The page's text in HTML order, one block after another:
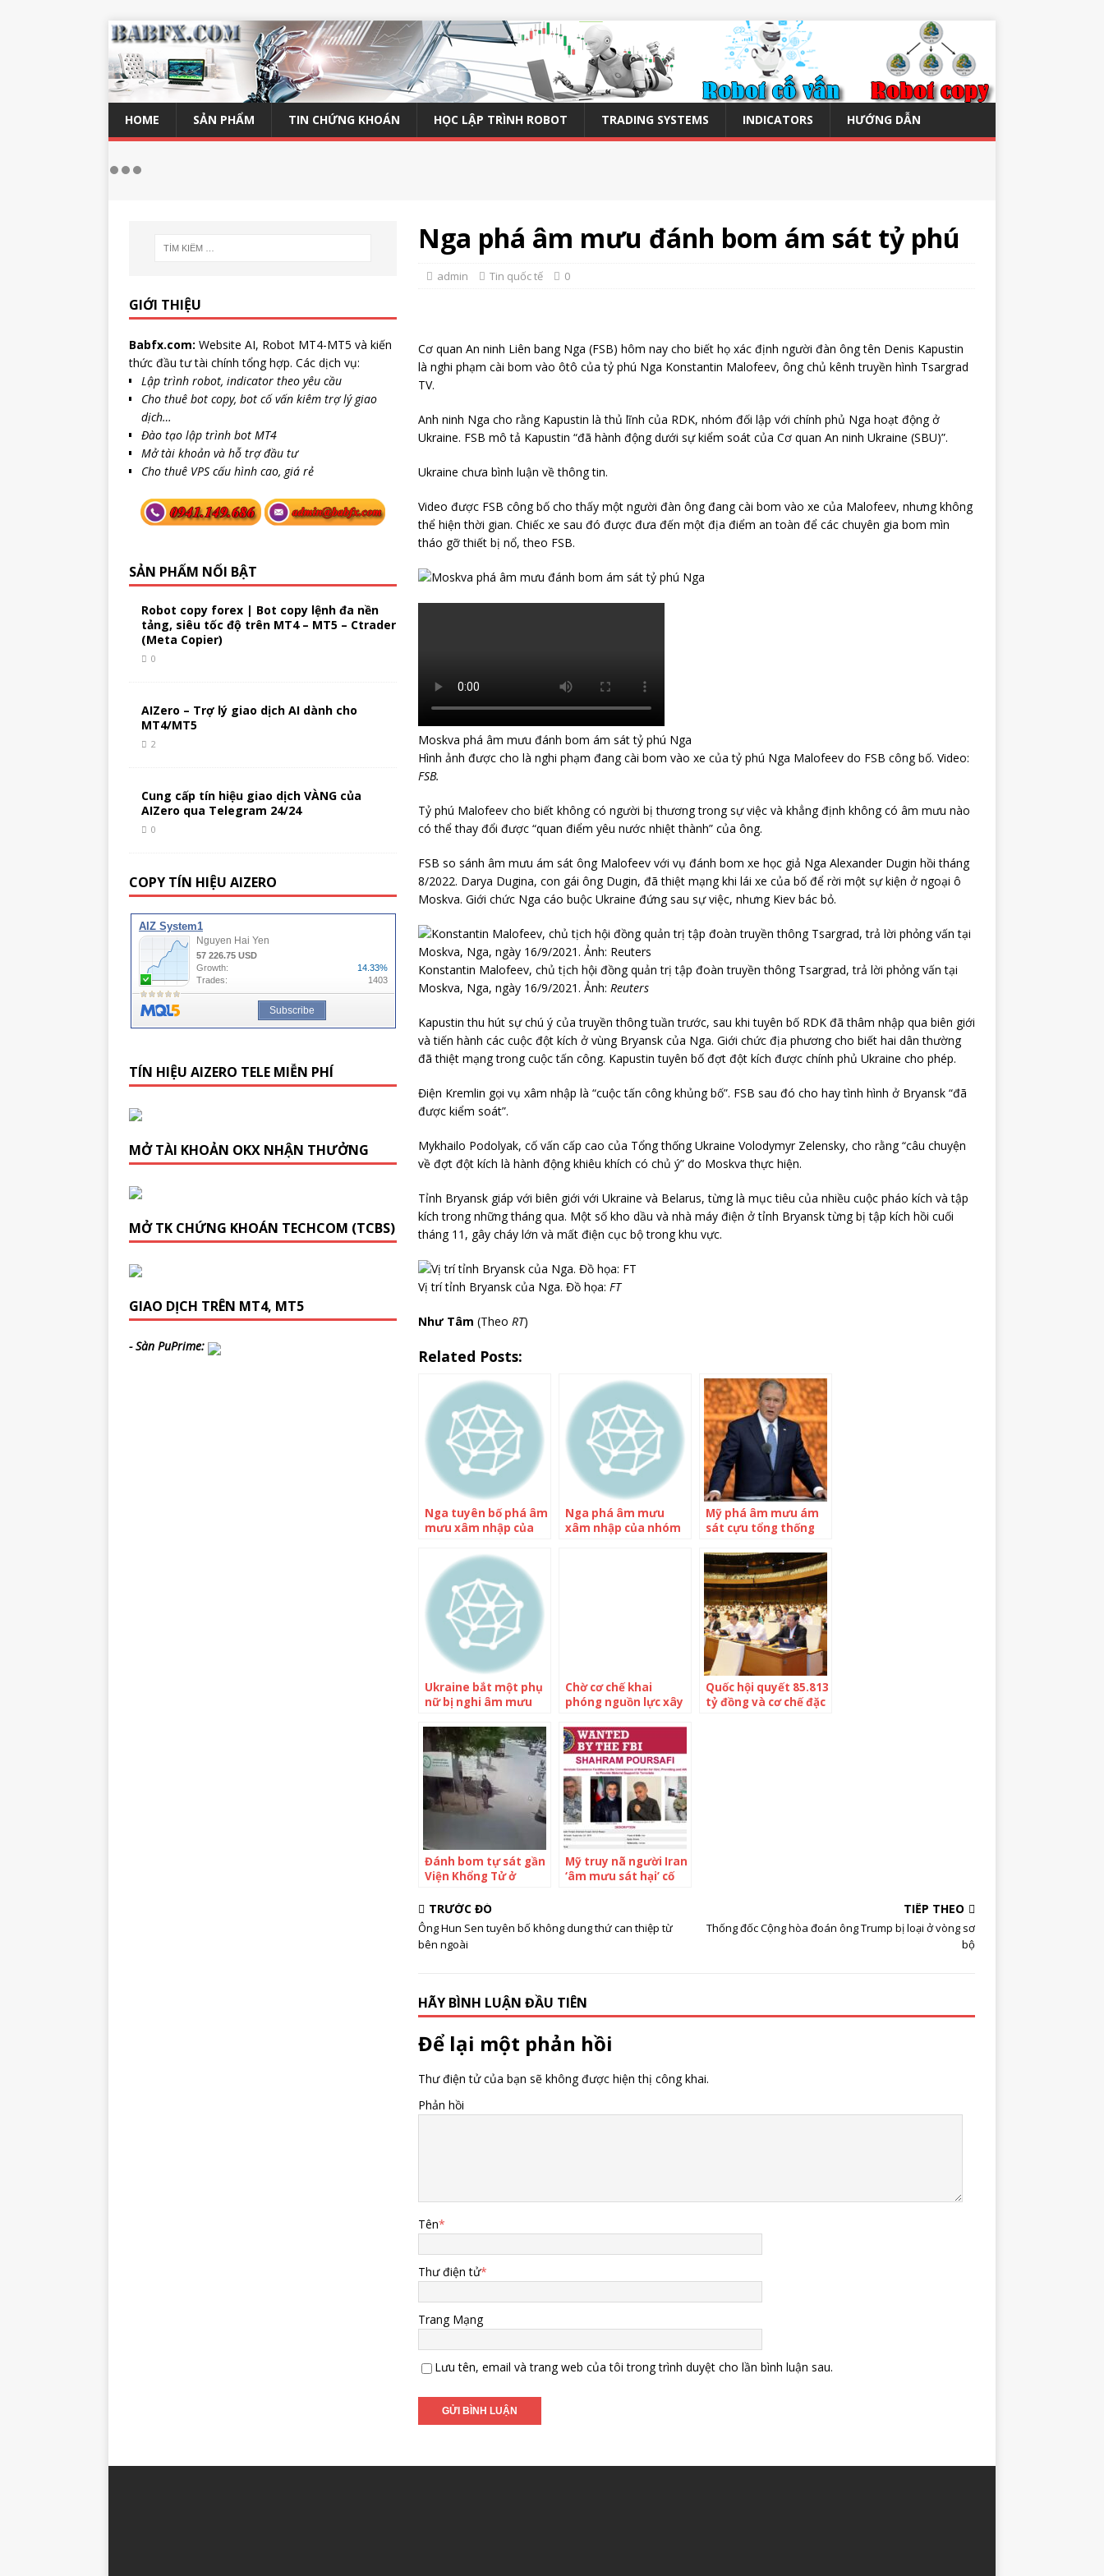
HOME SẢN PHẨM TIN CHỨNG KHOÁN HỌC LẬP TRÌNH ROBOT TRADING SYSTEMS INDICATORS HƯỚNG DẪN
Nga phá âm mưu đánh bom ám sát tỷ phú
admin Tin quốc tế 0
Cơ quan An ninh Liên bang Nga (FSB) hôm nay cho biết họ xác định người đàn ông tên Denis Kapustin
là nghi phạm cài bom vào ôtô của tỷ phú Nga Konstantin Malofeev, ông chủ kênh truyền hình Tsargrad
TV.
Anh ninh Nga cho rằng Kapustin là thủ lĩnh của RDK, nhóm đối lập với chính phủ Nga hoạt động ở
Ukraine. FSB mô tả Kapustin “đã hành động dưới sự kiểm soát của Cơ quan An ninh Ukraine (SBU)”.
Ukraine chưa bình luận về thông tin.
Video được FSB công bố cho thấy một người đàn ông đang cài bom vào xe của Malofeev, nhưng không
thể hiện thời gian. Chiếc xe sau đó được đưa đến một địa điểm an toàn để các chuyên gia bom mìn
tháo gỡ thiết bị nổ, theo FSB.
Moskva phá âm mưu đánh bom ám sát tỷ phú Nga
Hình ảnh được cho là nghi phạm đang cài bom vào xe của tỷ phú Nga Malofeev do FSB công bố. Video:
FSB.
Tỷ phú Malofeev cho biết không có người bị thương trong sự việc và khẳng định không có âm mưu nào
có thể thay đổi được “quan điểm yêu nước nhiệt thành” của ông.
FSB so sánh âm mưu ám sát ông Malofeev với vụ đánh bom xe học giả Nga Alexander Dugin hồi tháng
8/2022. Darya Dugina, con gái ông Dugin, đã thiệt mạng khi lái xe của bố để rời một sự kiện ở ngoại ô
Moskva. Giới chức Nga cáo buộc Ukraine đứng sau sự việc, nhưng Kiev bác bỏ.
Konstantin Malofeev, chủ tịch hội đồng quản trị tập đoàn truyền thông Tsargrad, trả lời phỏng vấn tại
Moskva, Nga, ngày 16/9/2021. Ảnh: Reuters
Kapustin thu hút sự chú ý của truyền thông tuần trước, sau khi tuyên bố RDK đã thâm nhập qua biên giới
và tiến hành các cuộc đột kích ở vùng Bryansk của Nga. Giới chức địa phương cho biết hai dân thường
đã thiệt mạng trong cuộc tấn công. Kapustin tuyên bố đợt đột kích được chính phủ Ukraine cho phép.
Điện Kremlin gọi vụ xâm nhập là “cuộc tấn công khủng bố”. FSB sau đó cho hay tình hình ở Bryansk “đã
được kiểm soát”.
Mykhailo Podolyak, cố vấn cấp cao của Tổng thống Ukraine Volodymyr Zelensky, cho rằng “câu chuyện
về đợt đột kích là hành động khiêu khích có chủ ý” do Moskva thực hiện.
Tỉnh Bryansk giáp với biên giới với Ukraine và Belarus, từng là mục tiêu của nhiều cuộc pháo kích và tập
kích trong những tháng qua. Một số kho dầu và nhà máy điện ở tỉnh Bryansk từng bị tập kích hồi cuối
tháng 11, gây cháy lớn và mất điện cục bộ trong khu vực.
Vị trí tỉnh Bryansk của Nga. Đồ họa: FT
Như Tâm (Theo RT)
Related Posts:
Nga tuyên bố phá âm
mưu xâm nhập của
Ukraine
Nga phá âm mưu
xâm nhập của nhóm
Mỹ phá âm mưu ám
sát cựu tổng thống
Ukraine bắt một phụ
nữ bị nghi âm mưu
Chờ cơ chế khai
phóng nguồn lực xây
nghìn tỷ để đời
Quốc hội quyết 85.813
tỷ đồng và cơ chế đặc
Đánh bom tự sát gần
Viện Khổng Tử ở
Mỹ truy nã người Iran
‘âm mưu sát hại’ cố
TRƯỚC ĐÓ
Ông Hun Sen tuyên bố không dung thứ can thiệp từ
bên ngoài
TIẾP THEO
Thống đốc Cộng hòa đoán ông Trump bị loại ở vòng sơ
bộ
HÃY BÌNH LUẬN ĐẦU TIÊN
Để lại một phản hồi
Thư điện tử của bạn sẽ không được hiện thị công khai.
Phản hồi
Tên*
Thư điện tử*
Trang Mạng
Lưu tên, email và trang web của tôi trong trình duyệt cho lần bình luận sau.
GIỚI THIỆU
Babfx.com: Website AI, Robot MT4-MT5 và kiến
thức đầu tư tài chính tổng hợp. Các dịch vụ:
Lập trình robot, indicator theo yêu cầu
Cho thuê bot copy, bot cố vấn kiêm trợ lý giao
dịch…
Đào tạo lập trình bot MT4
Mở tài khoản và hỗ trợ đầu tư
Cho thuê VPS cấu hình cao, giá rẻ
SẢN PHẨM NỔI BẬT
Robot copy forex | Bot copy lệnh đa nền
tảng, siêu tốc độ trên MT4 – MT5 – Ctrader
(Meta Copier)
0
AIZero – Trợ lý giao dịch AI dành cho
MT4/MT5
2
Cung cấp tín hiệu giao dịch VÀNG của
AIZero qua Telegram 24/24
0
COPY TÍN HIỆU AIZERO
TÍN HIỆU AIZERO TELE MIỄN PHÍ
MỞ TÀI KHOẢN OKX NHẬN THƯỞNG
MỞ TK CHỨNG KHOÁN TECHCOM (TCBS)
GIAO DỊCH TRÊN MT4, MT5
- Sàn PuPrime: